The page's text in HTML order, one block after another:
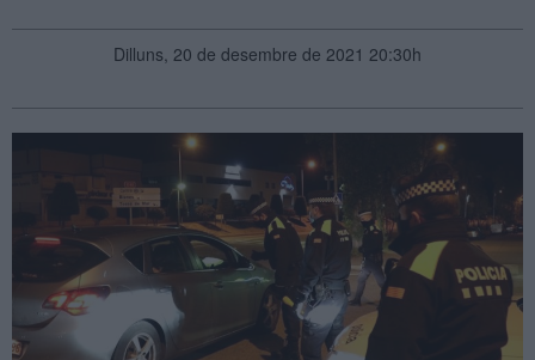
Dilluns, 20 de desembre de 2021 20:30h